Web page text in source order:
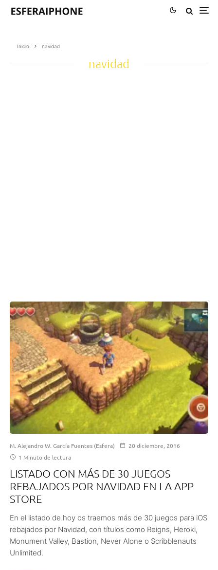
Inicio navidad
navidad
M. Alejandro W. García Fuentes (Esfera)
20 diciembre, 2016
1 Minuto de lectura
LISTADO CON MÁS DE 30 JUEGOS
REBAJADOS POR NAVIDAD EN LA APP
STORE
En el listado de hoy os traemos más de 30 juegos para iOS
rebajados por Navidad, con títulos como Reigns, Heroki,
Monument Valley, Bastion, Never Alone o Scribblenauts
Unlimited.